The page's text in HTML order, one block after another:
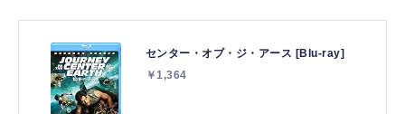
センター・オブ・ジ・アース [Blu-ray]
￥1,364